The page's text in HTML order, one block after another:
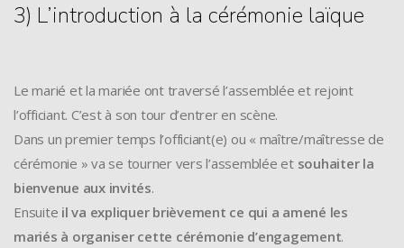
3) L’introduction à la cérémonie laïque
Le marié et la mariée ont traversé l’assemblée et rejoint
l’officiant. C’est à son tour d’entrer en scène.
Dans un premier temps l’officiant(e) ou « maître/maîtresse de
cérémonie » va se tourner vers l’assemblée et souhaiter la
bienvenue aux invités.
Ensuite il va expliquer brièvement ce qui a amené les
mariés à organiser cette cérémonie d’engagement.